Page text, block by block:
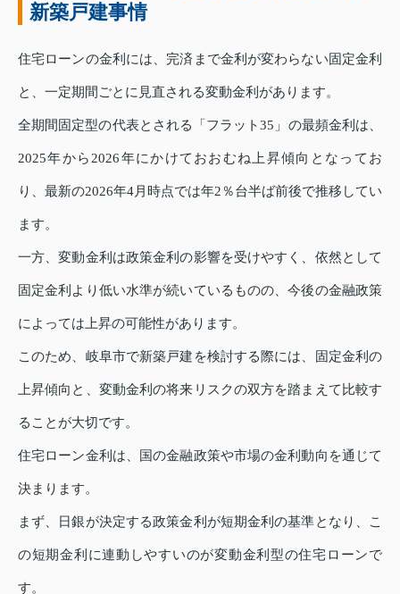
新築戸建事情
住宅ローンの金利には、完済まで金利が変わらない固定金利
と、一定期間ごとに見直される変動金利があります。
全期間固定型の代表とされる「フラット35」の最頻金利は、
2025年から2026年にかけておおむね上昇傾向となってお
り、最新の2026年4月時点では年2％台半ば前後で推移してい
ます。
一方、変動金利は政策金利の影響を受けやすく、依然として
固定金利より低い水準が続いているものの、今後の金融政策
によっては上昇の可能性があります。
このため、岐阜市で新築戸建を検討する際には、固定金利の
上昇傾向と、変動金利の将来リスクの双方を踏まえて比較す
ることが大切です。
住宅ローン金利は、国の金融政策や市場の金利動向を通じて
決まります。
まず、日銀が決定する政策金利が短期金利の基準となり、こ
の短期金利に連動しやすいのが変動金利型の住宅ローンで
す。